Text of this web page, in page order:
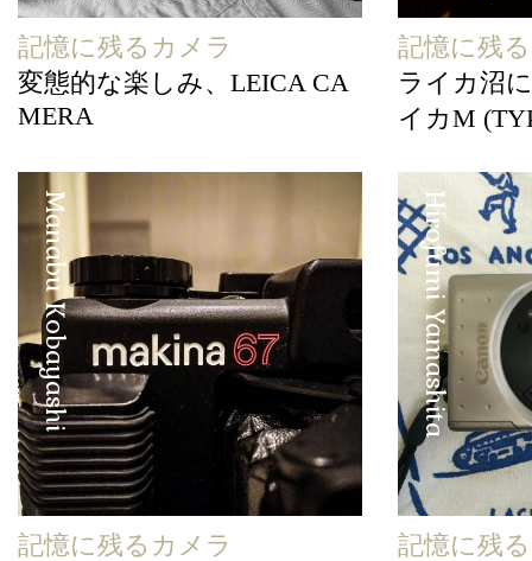
記憶に残るカメラ
変態的な楽しみ、LEICA CA
MERA
記憶に残
ライカ沼
イカM
Manabu Kobayashi
記憶に残るカメラ
Hirofumi Yamashita
記憶に残